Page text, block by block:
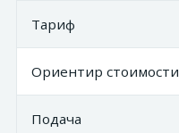
Тариф
Ориентир стоимости
Подача